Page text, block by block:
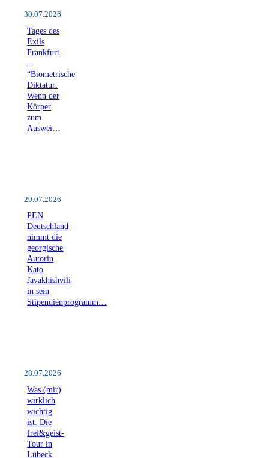
30.07.2026
Tages des
Exils
Frankfurt
–
“Biometrische
Diktatur:
Wenn der
Körper
zum
Auswei…
29.07.2026
PEN
Deutschland
nimmt die
georgische
Autorin
Kato
Javakhishvili
in sein
Stipendienprogramm…
28.07.2026
Was (mir)
wirklich
wichtig
ist. Die
frei&geist-
Tour in
Lübeck